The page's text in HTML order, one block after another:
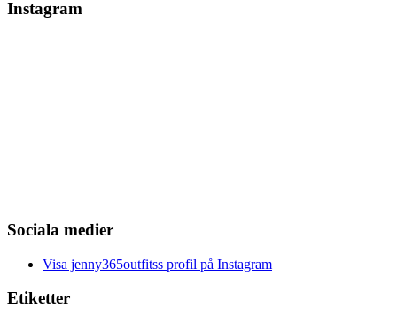
Instagram
Sociala medier
Visa jenny365outfitss profil på Instagram
Etiketter